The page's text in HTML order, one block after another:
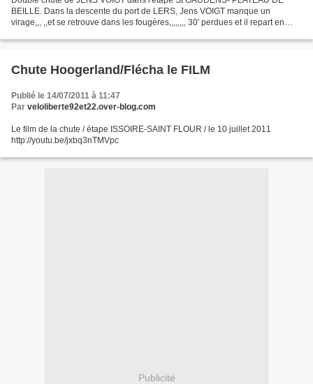
BEILLE. Dans la descente du port de LERS, Jens VOIGT manque un
virage,,, ,,et se retrouve dans les fougères,,,,,,,, 30' perdues et il repart en
Chute Hoogerland/Flécha le FILM
Publié le 14/07/2011 à 11:47
Par veloliberte92et22.over-blog.com
Le film de la chute / étape ISSOIRE-SAINT FLOUR / le 10 juillet 2011
http://youtu.be/jxbq3nTMVpc
Publicité